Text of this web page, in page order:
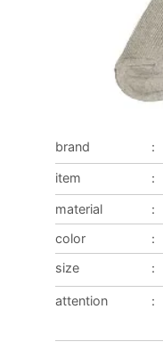
brand ：
item
：
material
：
color
：
size
：
attention ：